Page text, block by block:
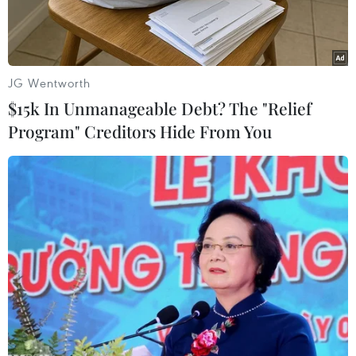
Người biểu tình quá khích ném gạch đá tại Sai Wan Ho, Hong
Kong, Trung Quốc, ngày 11/11. (Ảnh: THX/TTXVN)
Tình hình Hong Kong đang tiếp tục nóng lên
khi trước đó dư luận lan truyền thông tin về
việc chính quyền thành phố sẽ ban bố lệnh giới
JG Wentworth
$15k In Unmanageable Debt? The "Relief
Program" Creditors Hide From You